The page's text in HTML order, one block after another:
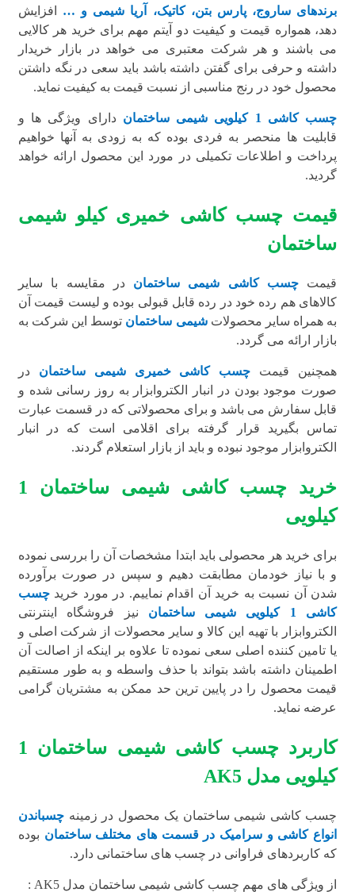
برندهای ساروج، پارس بتن، کاتیک، آریا شیمی و … افزایش
دهد، همواره قیمت و کیفیت دو آیتم مهم برای خرید هر کالایی
می باشند و هر شرکت معتبری می خواهد در بازار خریدار
داشته و حرفی برای گفتن داشته باشد باید سعی در نگه داشتن
محصول خود در رنج مناسبی از نسبت قیمت به کیفیت نماید.
چسب کاشی 1 کیلویی شیمی ساختمان
دارای ویژگی ها و
قابلیت ها منحصر به فردی بوده که به زودی به آنها خواهیم
پرداخت و اطلاعات تکمیلی در مورد این محصول ارائه خواهد
گردید.
قیمت چسب کاشی خمیری کیلو شیمی
ساختمان
قیمتچسب کاشی شیمی ساختمان
در مقایسه با سایر
کالاهای هم رده خود در رده قابل قبولی بوده و لیست قیمت آن
به همراه سایر محصولاتشیمی ساختمان توسط این شرکت به
بازار ارائه می گردد.
همچنین قیمت چسب کاشی خمیری شیمی ساختمان
در
صورت موجود بودن در انبار الکتروابزار به روز رسانی شده و
قابل سفارش می باشد و برای محصولاتی که در قسمت عبارت
تماس بگیرید قرار گرفته برای اقلامی است که در انبار
الکتروابزار موجود نبوده و باید از بازار استعلام گردند.
خرید چسب کاشی شیمی ساختمان 1
کیلویی
برای خرید هر محصولی باید ابتدا مشخصات آن را بررسی نموده
و با نیاز خودمان مطابقت دهیم و سپس در صورت برآورده
شدن آن نسبت به خرید آن اقدام نماییم. در مورد خرید چسب
کاشی 1 کیلویی شیمی ساختمان
نیز فروشگاه اینترنتی
الکتروابزار با تهیه این کالا و سایر محصولات از شرکت اصلی و
یا تامین کننده اصلی سعی نموده تا علاوه بر اینکه از اصالت آن
اطمینان داشته باشد بتواند با حذف واسطه و به طور مستقیم
قیمت محصول را در پایین ترین حد ممکن به مشتریان گرامی
عرضه نماید.
کاربرد چسب کاشی شیمی ساختمان 1
کیلویی مدل AK5
چسب کاشی شیمی ساختمان یک محصول در زمینه چسباندن
انواع کاشی و سرامیک در قسمت های مختلف ساختمان بوده
که کاربردهای فراوانی در چسب های ساختمانی دارد.
از ویژگی های مهم چسب کاشی شیمی ساختمان مدل AK5
: